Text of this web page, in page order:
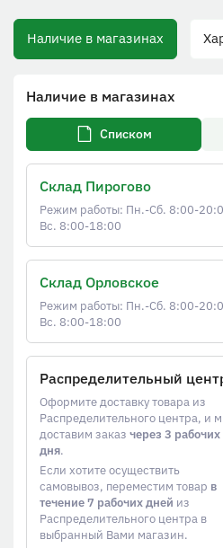
Наличие в магазинах
Наличие в магазинах
Списком
Склад Пирогово
Режим работы: Пн.-Сб. 8:00-
Вс. 8:00-18:00
Склад Орловское
Режим работы: Пн.-Сб. 8:00-
Вс. 8:00-18:00
Распределительный
Оформите доставку товара из
Распределительного центра, и
доставим заказ через 3 рабочих
дня.
Если хотите осуществить
самовывоз, переместим товар в
течение 7 рабочих дней из
Распределительного центра в
выбранный Вами магазин.